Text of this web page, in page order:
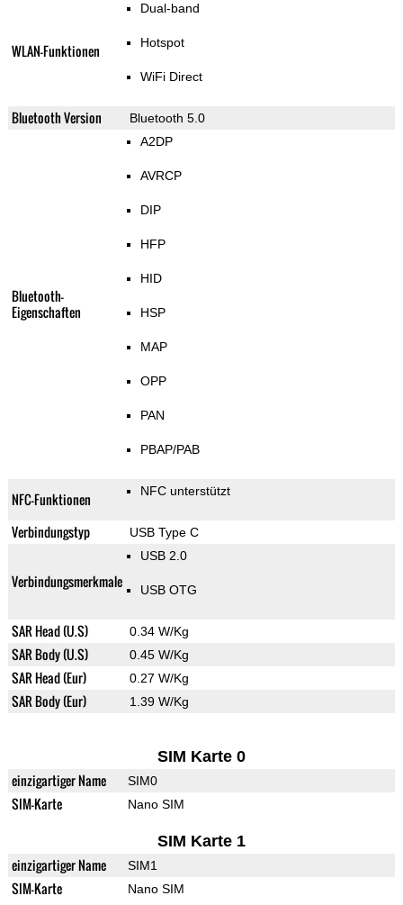
WLAN-Funktionen
Dual-band
Hotspot
WiFi Direct
Bluetooth Version Bluetooth 5.0
Bluetooth-
Eigenschaften
A2DP
AVRCP
DIP
HFP
HID
HSP
MAP
OPP
PAN
PBAP/PAB
NFC-Funktionen NFC unterstützt
Verbindungstyp USB Type C
Verbindungsmerkmale
USB 2.0
USB OTG
SAR Head (U.S) 0.34 W/Kg
SAR Body (U.S) 0.45 W/Kg
SAR Head (Eur) 0.27 W/Kg
SAR Body (Eur) 1.39 W/Kg
SIM Karte 0
einzigartiger Name SIM0
SIM-Karte Nano SIM
SIM Karte 1
einzigartiger Name SIM1
SIM-Karte Nano SIM